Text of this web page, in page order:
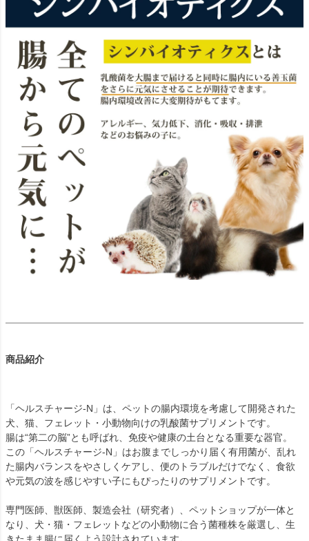
商品紹介
「ヘルスチャージ-N」は、ペットの腸内環境を考慮して開発された
犬、猫、フェレット・小動物向けの乳酸菌サプリメントです。
腸は“第二の脳”とも呼ばれ、免疫や健康の土台となる重要な器官。
この「ヘルスチャージ-N」はお腹までしっかり届く有用菌が、乱れ
た腸内バランスをやさしくケアし、便のトラブルだけでなく、食欲
や元気の波を感じやすい子にもぴったりのサプリメントです。
専門医師、獣医師、製造会社（研究者）、ペットショップが一体と
なり、犬・猫・フェレットなどの小動物に合う菌種株を厳選し、生